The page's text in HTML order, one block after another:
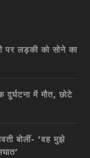
पर लड़की को सोने का
में मौत, छोटे
बोलीं- ‘वह मुझे